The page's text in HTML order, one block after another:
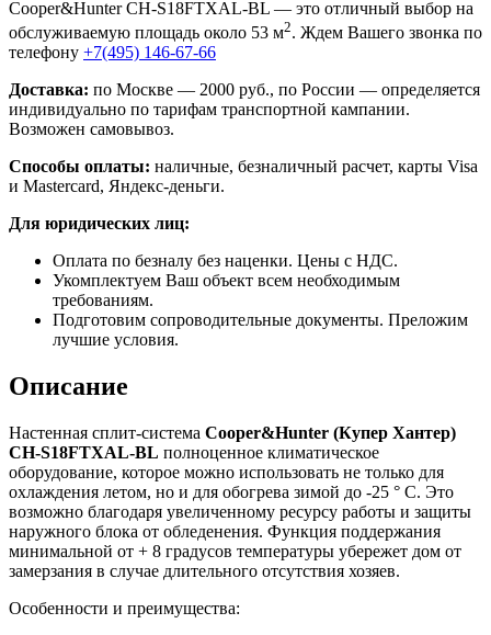
Cooper&Hunter CH-S18FTXAL-BL — это отличный выбор на
обслуживаемую площадь около 53 м2. Ждем Вашего звонка по
телефону +7(495) 146-67-66
Доставка: по Москве — 2000 руб., по России — определяется
индивидуально по тарифам транспортной кампании.
Возможен самовывоз.
Способы оплаты: наличные, безналичный расчет, карты Visa
и Mastercard, Яндекс-деньги.
Для юридических лиц:
Оплата по безналу без наценки. Цены с НДС.
Укомплектуем Ваш объект всем необходимым
требованиям.
Подготовим сопроводительные документы. Преложим
лучшие условия.
Описание
Настенная сплит-система Cooper&Hunter (Купер Хантер)
CH-S18FTXAL-BL полноценное климатическое
оборудование, которое можно использовать не только для
охлаждения летом, но и для обогрева зимой до -25 ° C. Это
возможно благодаря увеличенному ресурсу работы и защиты
наружного блока от обледенения. Функция поддержания
минимальной от + 8 градусов температуры убережет дом от
замерзания в случае длительного отсутствия хозяев.
Особенности и преимущества: